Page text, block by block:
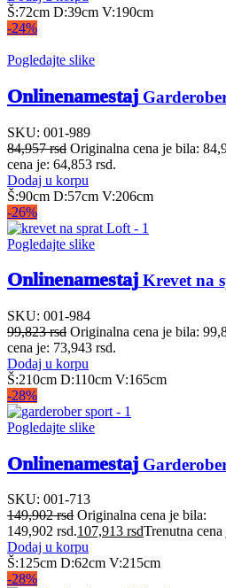
Š:72cm D:39cm V:190cm
-24%
Pogledajte slike
Onlinenamestaj
SKU: 001-989
84,957rsd Originalna cena je bila:
cena je: 64,853 rsd.
Dodaj u korpu
Š:90cm D:57cm V:206cm
-26%
Pogledajte slike
Onlinenamestaj Krevet na
SKU: 001-984
99,823rsd Originalna cena je bila:
cena je: 73,943 rsd.
Dodaj u korpu
Š:210cm D:110cm V:165cm
-28%
Pogledajte slike
Onlinenamestaj
SKU: 001-713
149,902rsd Originalna cena je bila:
149,902 rsd.107,913 rsdTrenutna
Dodaj u korpu
Š:125cm D:62cm V:215cm
-28%